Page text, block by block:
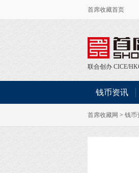
首席收藏首页
联合创办 CICE/
钱币资讯
首席收藏网 > 钱币